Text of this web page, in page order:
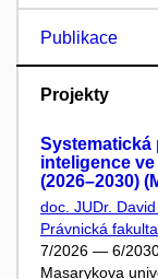
Publikace
Projekty
Systematická
inteligence
(2026–2030)
doc. JUDr.
Právnická fakulta
7/2026 — 6/
Masarykova